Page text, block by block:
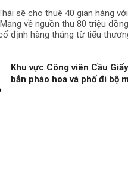
sẽ cho thuê 40 gian hàng
về nguồn thu 80 triệu
định hàng tháng từ tiểu
Khu vực Công viên Cầu
bắn pháo hoa và phố đi bộ